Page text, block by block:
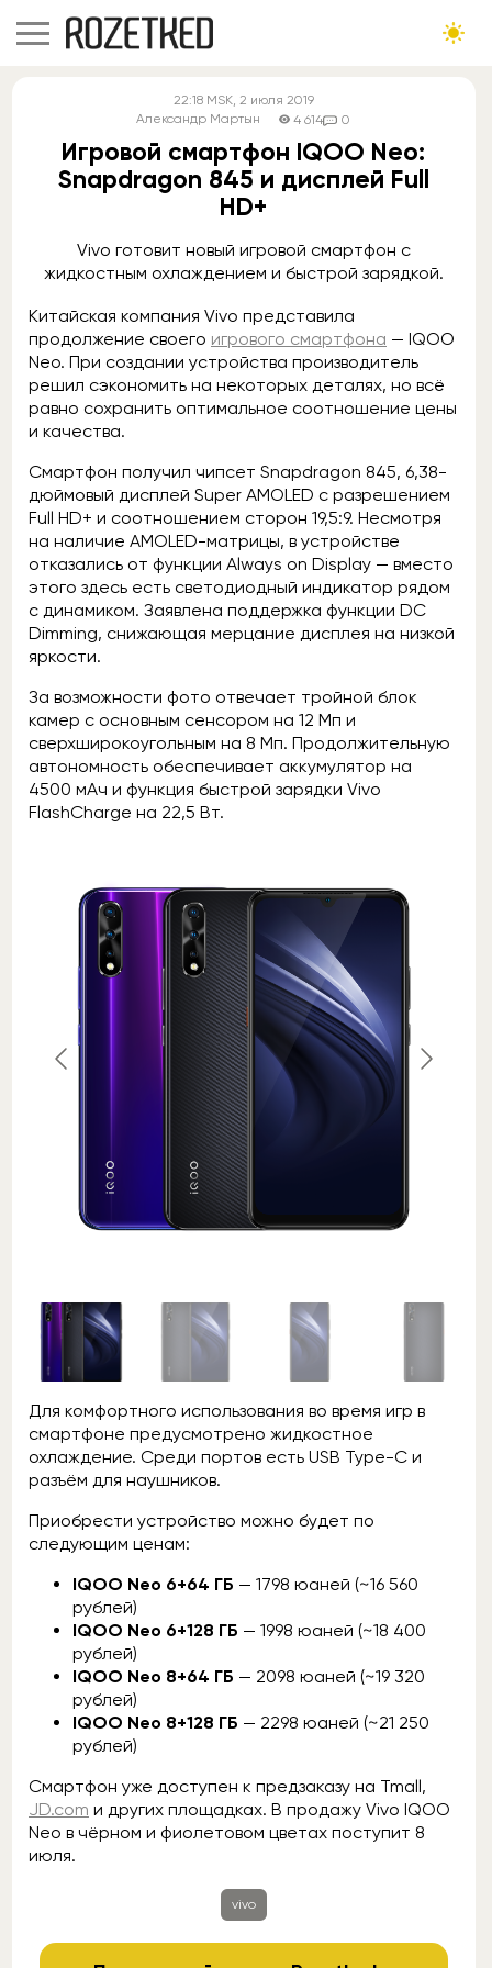
22:18 MSK, 2 июля 2019
Александр Мартын
4 614 0
Игровой смартфон IQOO Neo:
Snapdragon 845 и дисплей Full
HD+
Vivo готовит новый игровой смартфон с
жидкостным охлаждением и быстрой зарядкой.
Китайская компания Vivo представила
продолжение своего игрового смартфона — IQOO
Neo. При создании устройства производитель
решил сэкономить на некоторых деталях, но всё
равно сохранить оптимальное соотношение цены
и качества.
Смартфон получил чипсет Snapdragon 845, 6,38-
дюймовый дисплей Super AMOLED с разрешением
Full HD+ и соотношением сторон 19,5:9. Несмотря
на наличие AMOLED-матрицы, в устройстве
отказались от функции Always on Display — вместо
этого здесь есть светодиодный индикатор рядом
с динамиком. Заявлена поддержка функции DC
Dimming, снижающая мерцание дисплея на низкой
яркости.
За возможности фото отвечает тройной блок
камер с основным сенсором на 12 Мп и
сверхширокоугольным на 8 Мп. Продолжительную
автономность обеспечивает аккумулятор на
4500 мАч и функция быстрой зарядки Vivo
FlashCharge на 22,5 Вт.
Для комфортного использования во время игр в
смартфоне предусмотрено жидкостное
охлаждение. Среди портов есть USB Type-C и
разъём для наушников.
Приобрести устройство можно будет по
следующим ценам:
IQOO Neo 6+64 ГБ — 1798 юаней (~16 560
рублей)
IQOO Neo 6+128 ГБ — 1998 юаней (~18 400
рублей)
IQOO Neo 8+64 ГБ — 2098 юаней (~19 320
рублей)
IQOO Neo 8+128 ГБ — 2298 юаней (~21 250
рублей)
Смартфон уже доступен к предзаказу на Tmall,
JD.com и других площадках. В продажу Vivo IQOO
Neo в чёрном и фиолетовом цветах поступит 8
июля.
vivo